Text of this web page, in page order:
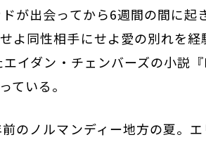
が出会ってから6週間の間に起
よ同性相手にせよ愛の別れを
イダン・チェンバーズの小説
ている。
のノルマンディー地方の夏。